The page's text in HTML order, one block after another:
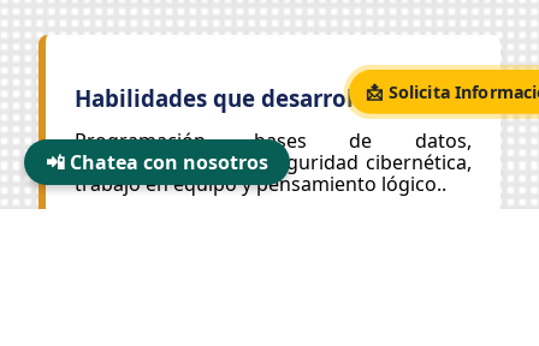
Habilidades que desarrollarás
Programación, bases de datos,
metodologías ágiles,seguridad cibernética,
trabajo en equipo y pensamiento lógico..
📩 Solicita
📲 Chatea con nosotros